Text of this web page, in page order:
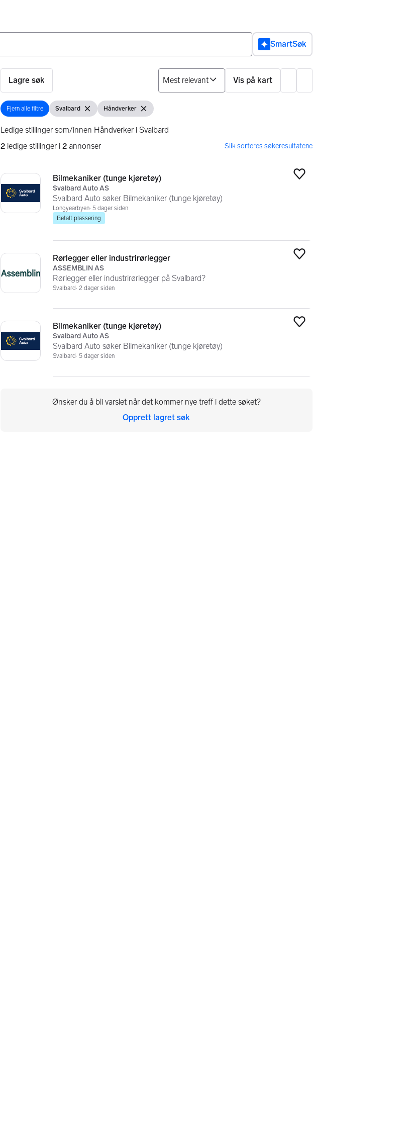
SmartSøk
Lagre søk
Sorter på
Vis på kart
Fjern alle filtre
Fjern alle filtre Vis filter
Svalbard Fjern filterVis filter
Håndverker Fjern filter
Ledige stillinger som/innen Håndverker i Svalbard
2ledige stillinger i 2annonser
Søkeresultater
Bilmekaniker (tunge kjøretøy)
Svalbard Auto AS
Svalbard Auto søker Bilmekaniker (tunge kjøretøy)
Longyearbyen 5 dager siden
Betalt plassering
Rørlegger eller industrirørlegger
ASSEMBLIN AS
Rørlegger eller industrirørlegger på Svalbard?
Svalbard 2 dager siden
Bilmekaniker (tunge kjøretøy)
Svalbard Auto AS
Svalbard Auto søker Bilmekaniker (tunge kjøretøy)
Svalbard 5 dager siden
Ønsker du å bli varslet når det kommer nye treff i dette søket?
Opprett lagret søk